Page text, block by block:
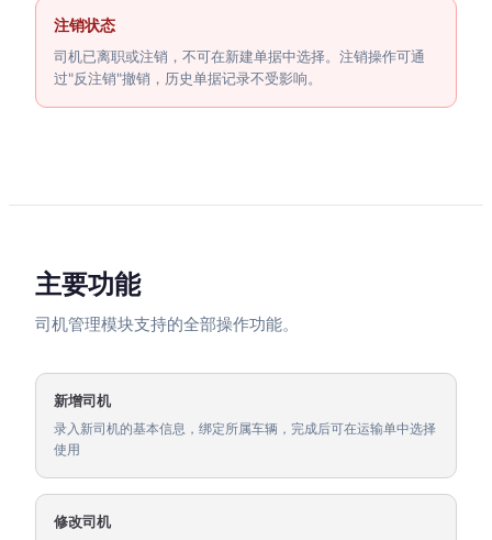
注销状态
司机已离职或注销，不可在新建单据中选择。注销操作可通
过"反注销"撤销，历史单据记录不受影响。
主要功能
司机管理模块支持的全部操作功能。
新增司机
录入新司机的基本信息，绑定所属车辆，完成后可在运输单中选择
使用
修改司机